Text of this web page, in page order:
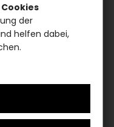
017, 2.5
der
helfen dabei,